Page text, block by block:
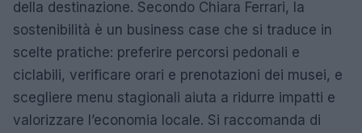
della destinazione. Secondo Chiara Ferrari, la
sostenibilità è un business case che si traduce in
scelte pratiche: preferire percorsi pedonali e
ciclabili, verificare orari e prenotazioni dei musei, e
scegliere menu stagionali aiuta a ridurre impatti e
valorizzare l’economia locale. Si raccomanda di